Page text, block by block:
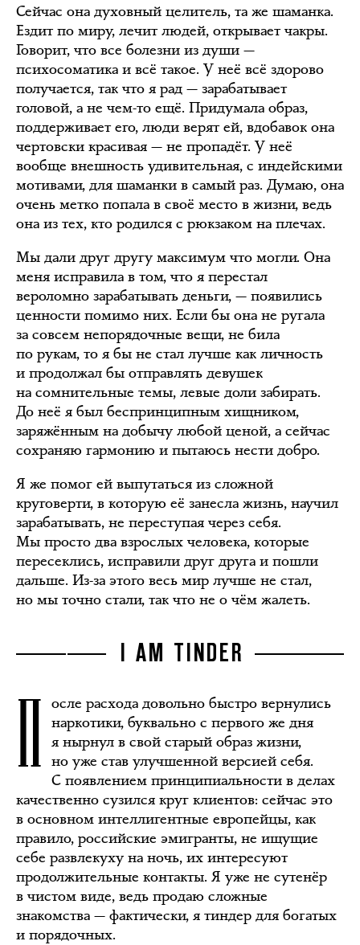
Сейчас она духовный целитель, та же шаманка.
Ездит по миру, лечит людей, открывает чакры.
Говорит, что все болезни из души —
психосоматика и всё такое. У неё всё здорово
получается, так что я рад — зарабатывает
головой, а не чем-то ещё. Придумала образ,
поддерживает его, люди верят ей, вдобавок она
чертовски красивая — не пропадёт. У неё
вообще внешность удивительная, с индейскими
мотивами, для шаманки в самый раз. Думаю, она
очень метко попала в своё место в жизни, ведь
она из тех, кто родился с рюкзаком на плечах.
Мы дали друг другу максимум что могли. Она
меня исправила в том, что я перестал
вероломно зарабатывать деньги, — появились
ценности помимо них. Если бы она не ругала
за совсем непорядочные вещи, не била
по рукам, то я бы не стал лучше как личность
и продолжал бы отправлять девушек
на сомнительные темы, левые доли забирать.
До неё я был беспринципным хищником,
заряжённым на добычу любой ценой, а сейчас
сохраняю гармонию и пытаюсь нести добро.
Я же помог ей выпутаться из сложной
круговерти, в которую её занесла жизнь, научил
зарабатывать, не переступая через себя.
Мы просто два взрослых человека, которые
пересеклись, исправили друг друга и пошли
дальше. Из-за этого весь мир лучше не стал,
но мы точно стали, так что не о чём жалеть.
I AM TINDER
П осле расхода довольно быстро вернулись
наркотики, буквально с первого же дня
я нырнул в свой старый образ жизни,
но уже став улучшенной версией себя.
С появлением принципиальности в делах
качественно сузился круг клиентов: сейчас это
в основном интеллигентные европейцы, как
правило, российские эмигранты, не ищущие
себе развлекуху на ночь, их интересуют
продолжительные контакты. Я уже не сутенёр
в чистом виде, ведь продаю сложные
знакомства — фактически, я тиндер для богатых
и порядочных.